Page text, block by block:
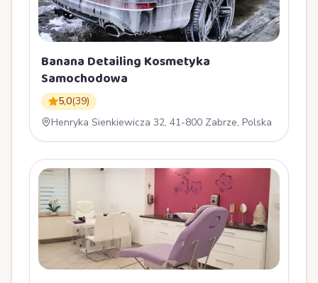
Banana Detailing Kosmetyka
Samochodowa
5,0(39)
Henryka Sienkiewicza 32, 41-800 Zabrze, Polska